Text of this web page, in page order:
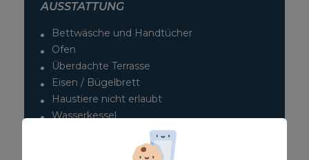
AUSSTATTUNG
Bettwäsche und Handtücher
Ofen
Überdachte Terrasse
Eisen / Bügelbrett
Haustiere nicht erlaubt
Wasserkessel